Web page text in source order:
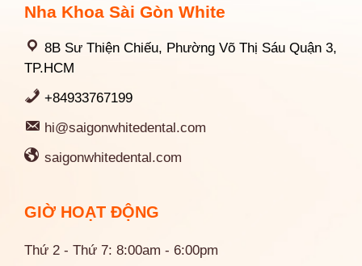
Nha Khoa Sài Gòn White
8B Sư Thiện Chiếu, Phường Võ Thị Sáu Quận 3,
TP.HCM
+84933767199
hi@saigonwhitedental.com
saigonwhitedental.com
GIỜ HOẠT ĐỘNG
Thứ 2 - Thứ 7: 8:00am - 6:00pm